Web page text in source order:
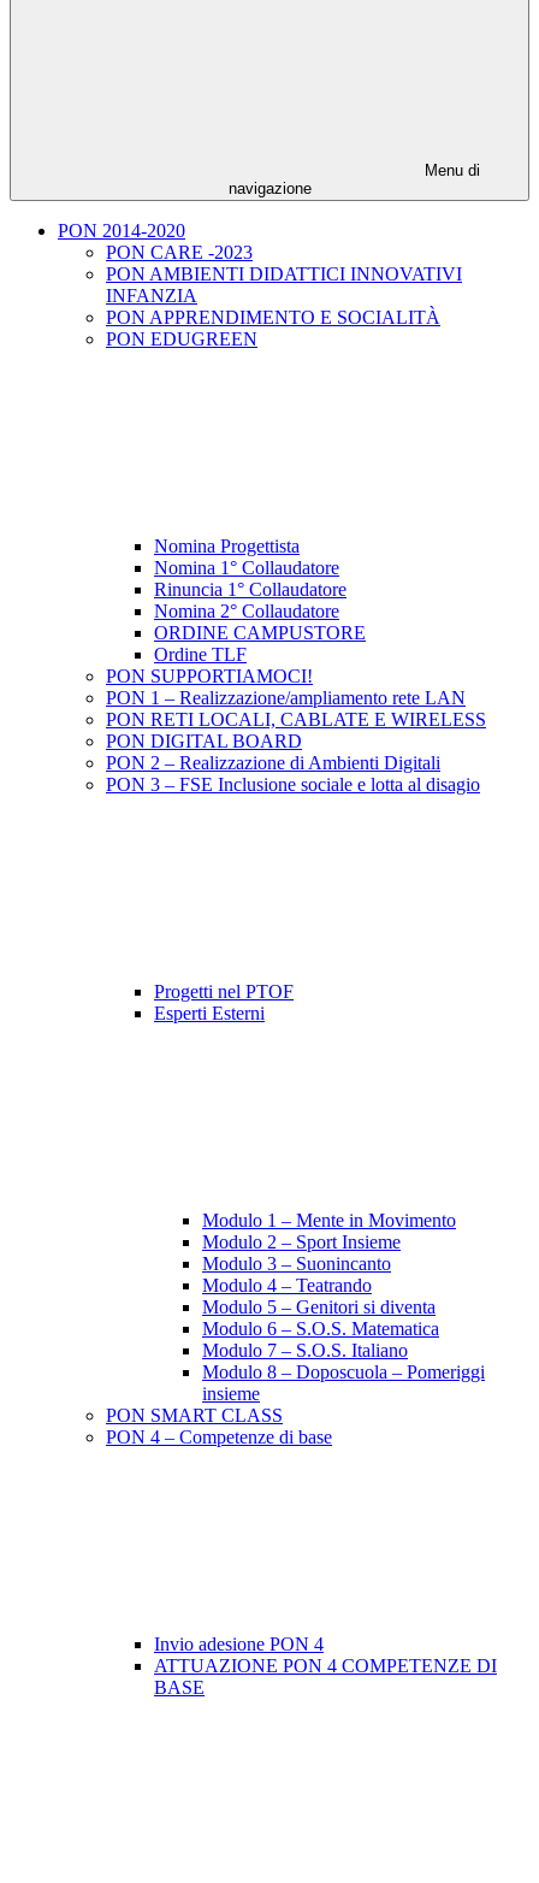
Menu di
navigazione
PON 2014-2020
PON CARE -2023
PON AMBIENTI DIDATTICI INNOVATIVI
INFANZIA
PON APPRENDIMENTO E SOCIALITÀ
PON EDUGREEN
Nomina Progettista
Nomina 1° Collaudatore
Rinuncia 1° Collaudatore
Nomina 2° Collaudatore
ORDINE CAMPUSTORE
Ordine TLF
PON SUPPORTIAMOCI!
PON 1 – Realizzazione/ampliamento rete LAN
PON RETI LOCALI, CABLATE E WIRELESS
PON DIGITAL BOARD
PON 2 – Realizzazione di Ambienti Digitali
PON 3 – FSE Inclusione sociale e lotta al disagio
Progetti nel PTOF
Esperti Esterni
Modulo 1 – Mente in Movimento
Modulo 2 – Sport Insieme
Modulo 3 – Suonincanto
Modulo 4 – Teatrando
Modulo 5 – Genitori si diventa
Modulo 6 – S.O.S. Matematica
Modulo 7 – S.O.S. Italiano
Modulo 8 – Doposcuola – Pomeriggi
insieme
PON SMART CLASS
PON 4 – Competenze di base
Invio adesione PON 4
ATTUAZIONE PON 4 COMPETENZE DI
BASE